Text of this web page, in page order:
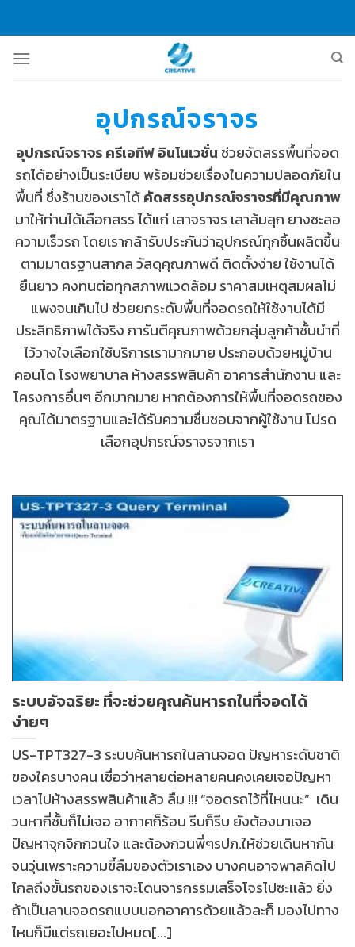
content
อุปกรณ์จราจร
อุปกรณ์จราจร ครีเอทีฟ อินโนเวชั่น ช่วยจัดสรรพื้นที่จอด
รถได้อย่างเป็นระเบียบ พร้อมช่วยเรื่องในความปลอดภัยใน
พื้นที่ ซึ่งร้านของเราได้คัดสรรอุปกรณ์จราจรที่มีคุณภาพ
มาให้ท่านได้เลือกสรร ได้แก่ เสาจราจร เสาล้มลุก ยางชะลอ
ความเร็วรถ โดยเรากล้ารับประกันว่าอุปกรณ์ทุกชิ้นผลิตขึ้น
ตามมาตรฐานสากล วัสดุคุณภาพดี ติดตั้งง่าย ใช้งานได้
ยืนยาว คงทนต่อทุกสภาพแวดล้อม ราคาสมเหตุสมผลไม่
แพงจนเกินไป ช่วยยกระดับพื้นที่จอดรถให้ใช้งานได้มี
ประสิทธิภาพได้จริง การันตีคุณภาพด้วยกลุ่มลูกค้าชั้นนำที่
ไว้วางใจเลือกใช้บริการเรามากมาย ประกอบด้วยหมู่บ้าน
คอนโด โรงพยาบาล ห้างสรรพสินค้า อาคารสำนักงาน และ
โครงการอื่นๆ อีกมากมาย หากต้องการให้พื้นที่จอดรถของ
คุณได้มาตรฐานและได้รับความชื่นชอบจากผู้ใช้งาน โปรด
เลือกอุปกรณ์จราจรจากเรา
ระบบอัจฉริยะ ที่จะช่วยคุณค้นหารถในที่จอดได้
ง่ายๆ
US-TPT327-3 ระบบค้นหารถในลานจอด ปัญหาระดับชาติ
ของใครบางคน เชื่อว่าหลายต่อหลายคนคงเคยเจอปัญหา
เวลาไปห้างสรรพสินค้าแล้ว ลืม !!! “จอดรถไว้ที่ไหนนะ” เดิน
วนหากี่ชั้นก็ไม่เจอ อากาศก็ร้อน รีบก็รีบ ยังต้องมาเจอ
ปัญหาจุกจิกกวนใจ และต้องกวนพี่ๆรปภ.ให้ช่วยเดินหากัน
จนวุ่นเพราะความขี้ลืมของตัวเราเอง บางคนอาจพาลคิดไป
ไกลถึงขั้นรถของเราจะโดนจารกรรมเสร็จโจรไปซะเเล้ว ยิ่ง
ถ้าเป็นลานจอดรถแบบนอกอาคารด้วยแล้วละก็ มองไปทาง
ไหนก็มีแต่รถเยอะไปหมด[...]